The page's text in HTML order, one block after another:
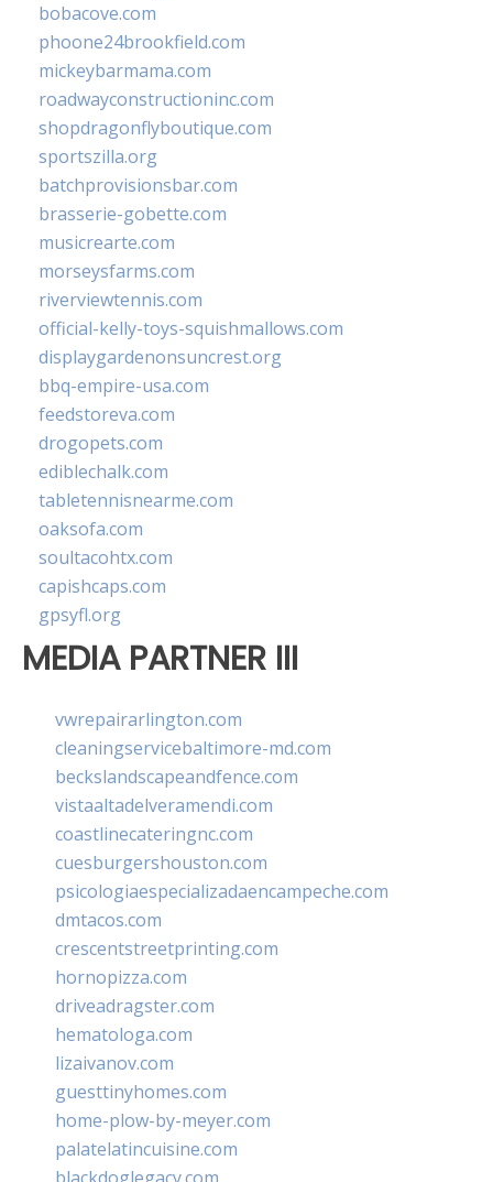
bobacove.com
phoone24brookfield.com
mickeybarmama.com
roadwayconstructioninc.com
shopdragonflyboutique.com
sportszilla.org
batchprovisionsbar.com
brasserie-gobette.com
musicrearte.com
morseysfarms.com
riverviewtennis.com
official-kelly-toys-squishmallows.com
displaygardenonsuncrest.org
bbq-empire-usa.com
feedstoreva.com
drogopets.com
ediblechalk.com
tabletennisnearme.com
oaksofa.com
soultacohtx.com
capishcaps.com
gpsyfl.org
MEDIA PARTNER III
vwrepairarlington.com
cleaningservicebaltimore-md.com
beckslandscapeandfence.com
vistaaltadelveramendi.com
coastlinecateringnc.com
cuesburgershouston.com
psicologiaespecializadaencampeche.com
dmtacos.com
crescentstreetprinting.com
hornopizza.com
driveadragster.com
hematologa.com
lizaivanov.com
guesttinyhomes.com
home-plow-by-meyer.com
palatelatincuisine.com